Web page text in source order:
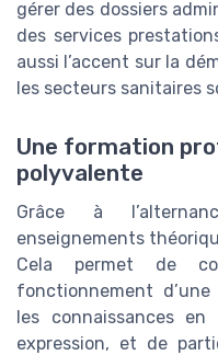
gérer des dossiers
des services
aussi l’accent sur la
les secteurs sanitaires
Une formation
polyvalente
Grâce à
enseignements
Cela permet de
fonctionnement
les connaissances
expression, et de